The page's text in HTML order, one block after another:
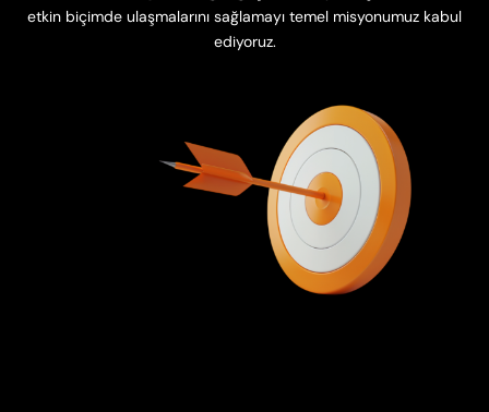
etkin biçimde ulaşmalarını sağlamayı temel misyonumuz kabul
ediyoruz.